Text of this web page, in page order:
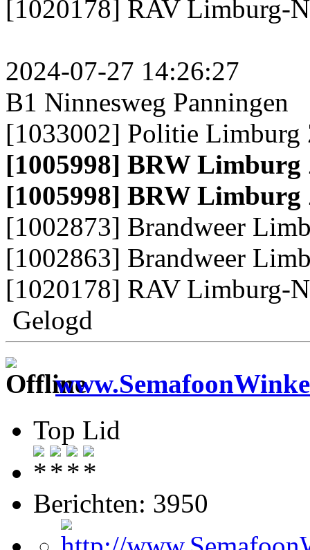
[1020178] RAV Limburg-
2024-07-27 14:26:27
B1 Ninnesweg Panningen
[1033002] Politie Limburg
[1005998] BRW
[1005998] BRW
[1002873] Brandweer
[1002863] Brandweer
[1020178] RAV Limburg-
Gelogd
Top Lid
Berichten: 3950